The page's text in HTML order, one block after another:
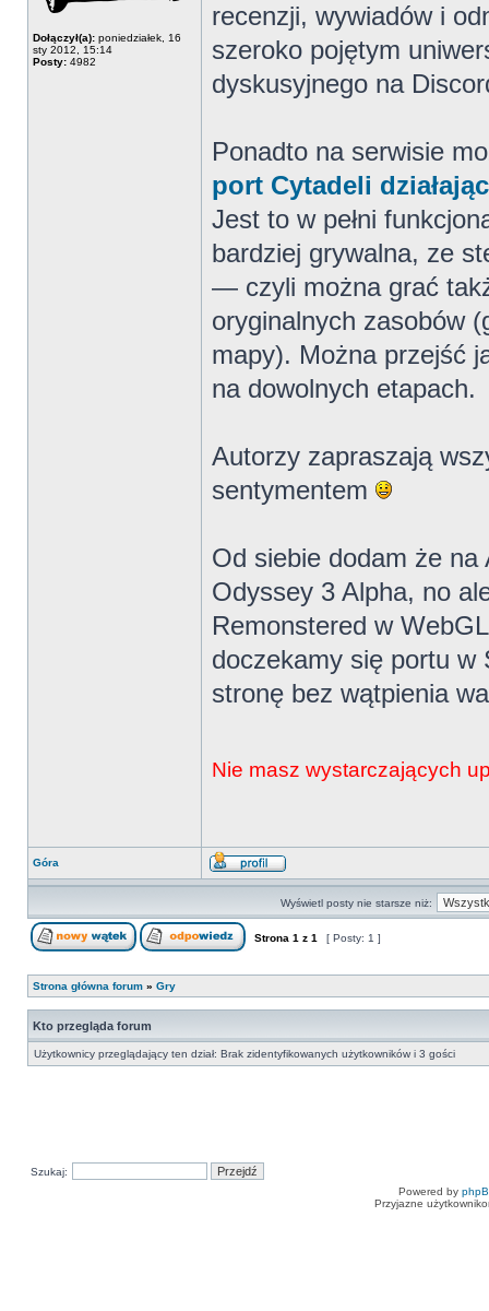
Dołączył(a): poniedziałek, 16
sty 2012, 15:14
Posty: 4982
recenzji, wywiadów i
szeroko pojętym
dyskusyjnego na
Ponadto na serwisie
port Cytadeli
Jest to w pełni
bardziej grywalna, ze
— czyli można grać
oryginalnych zasobów
mapy). Można przejść
na dowolnych etapach.
Autorzy zapraszają
sentymentem
Od siebie dodam że na
Odyssey 3 Alpha, no
Remonstered w
doczekamy się portu w
stronę bez wątpienia
Nie masz wystarczających
Góra
Wyświetl posty nie starsze niż:
Strona 1 z 1 [ Posty: 1 ]
Strona główna forum » Gry
Kto przegląda forum
Użytkownicy przeglądający ten dział: Brak zidentyfikowanych użytkowników i 3 gości
Szukaj:
Powered by
Przyjazne